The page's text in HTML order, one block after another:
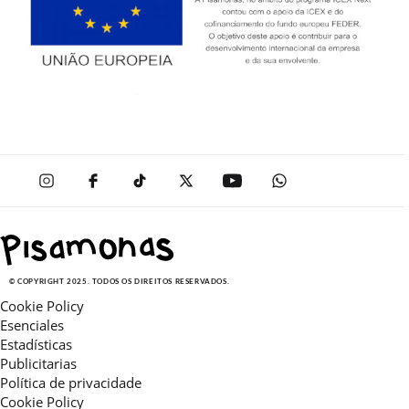
© COPYRIGHT 2025. TODOS OS DIREITOS RESERVADOS.
Cookie Policy
Esenciales
Estadísticas
Publicitarias
Política de privacidade
Cookie Policy